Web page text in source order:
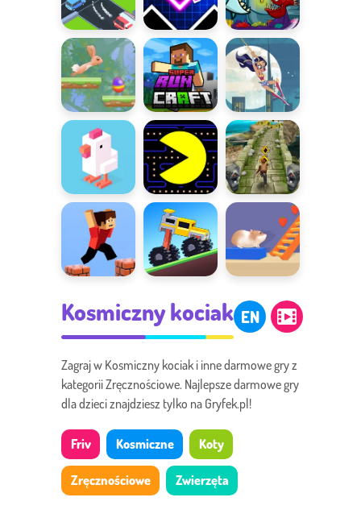
Road Turn
Geometry
Vibes
Rybki jedzą
rybki
Wielkanocny
pośpiech
Super
Runcraft
Superspóźnienie
Crossy Road Pac Man Tomb Runner
Block 3D
torze
przeszkód
Kosmiczny kociak EN
Zagraj w Kosmiczny kociak i inne darmowe gry z
kategorii Zręcznościowe. Najlepsze darmowe gry
dla dzieci znajdziesz tylko na Gryfek.pl!
Friv Kosmiczne Koty
Zręcznościowe Zwierzęta